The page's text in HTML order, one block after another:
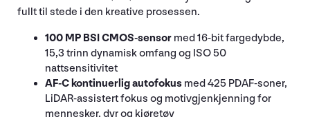
fullt til stede i den kreative prosessen.
100 MP BSI CMOS-sensor med 16-bit fargedybde,
15,3 trinn dynamisk omfang og ISO 50
nattsensitivitet
AF-C kontinuerlig autofokus med 425 PDAF-soner,
LiDAR-assistert fokus og motivgjenkjenning for
mennesker, dyr og kjøretøy